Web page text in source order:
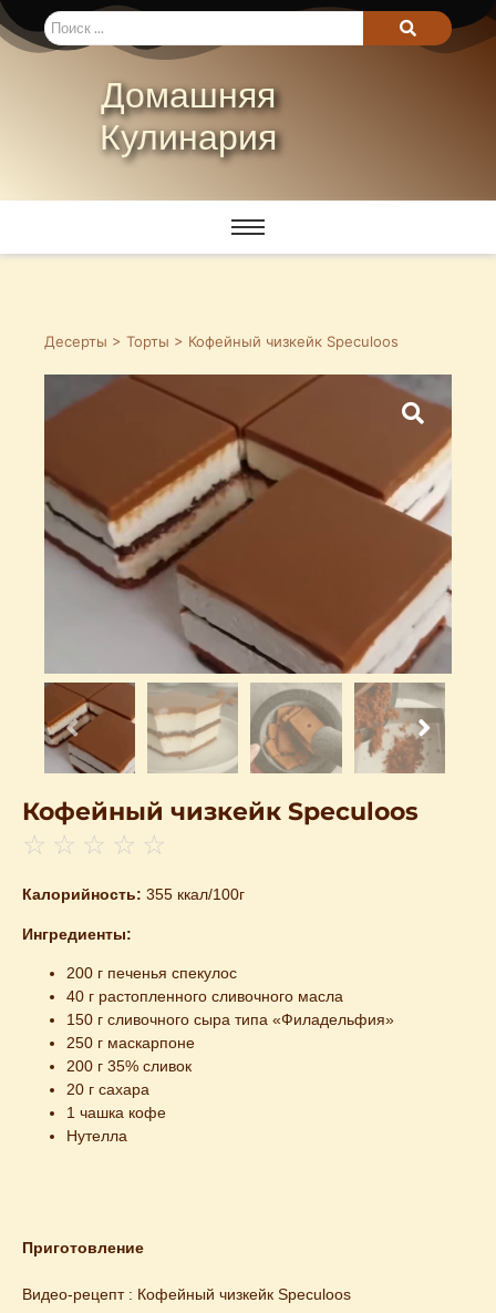
Домашняя
Кулинария
Десерты > Торты > Кофейный чизкейк Speculoos
Кофейный чизкейк Speculoos
☆ ☆ ☆ ☆ ☆
Калорийность: 355 ккал/100г
Ингредиенты:
200 г печенья спекулос
40 г растопленного сливочного масла
150 г сливочного сыра типа «Филадельфия»
250 г маскарпоне
200 г 35% сливок
20 г сахара
1 чашка кофе
Нутелла
Приготовление
Видео-рецепт : Кофейный чизкейк Speculoos